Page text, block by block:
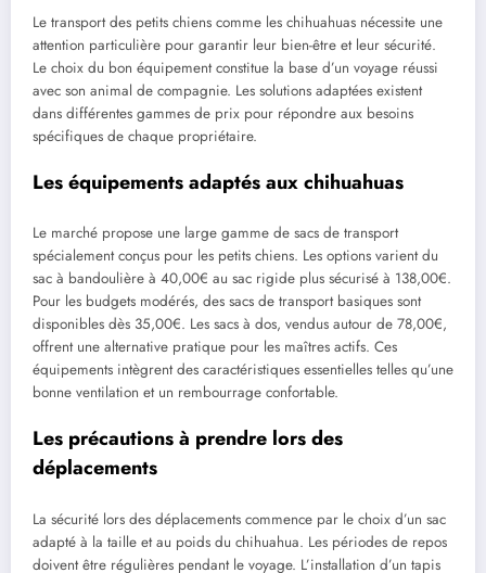
Le transport des petits chiens comme les chihuahuas nécessite une
attention particulière pour garantir leur bien-être et leur sécurité.
Le choix du bon équipement constitue la base d’un voyage réussi
avec son animal de compagnie. Les solutions adaptées existent
dans différentes gammes de prix pour répondre aux besoins
spécifiques de chaque propriétaire.
Les équipements adaptés aux chihuahuas
Le marché propose une large gamme de sacs de transport
spécialement conçus pour les petits chiens. Les options varient du
sac à bandoulière à 40,00€ au sac rigide plus sécurisé à 138,00€.
Pour les budgets modérés, des sacs de transport basiques sont
disponibles dès 35,00€. Les sacs à dos, vendus autour de 78,00€,
offrent une alternative pratique pour les maîtres actifs. Ces
équipements intègrent des caractéristiques essentielles telles qu’une
bonne ventilation et un rembourrage confortable.
Les précautions à prendre lors des
déplacements
La sécurité lors des déplacements commence par le choix d’un sac
adapté à la taille et au poids du chihuahua. Les périodes de repos
doivent être régulières pendant le voyage. L’installation d’un tapis